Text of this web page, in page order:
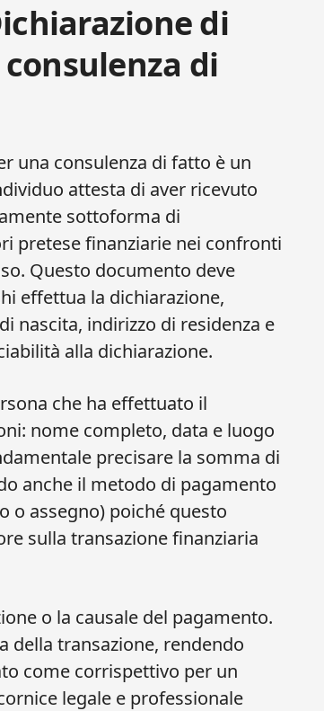
di
di
una consulenza di fatto è un
attesta di aver ricevuto
sottoforma di
pretese finanziarie nei confronti
Questo documento deve
effettua la dichiarazione,
nascita, indirizzo di residenza e
alla dichiarazione.
che ha effettuato il
nome completo, data e luogo
precisare la somma di
anche il metodo di pagamento
o assegno) poiché questo
sulla transazione finanziaria
o la causale del pagamento.
della transazione, rendendo
come corrispettivo per un
legale e professionale